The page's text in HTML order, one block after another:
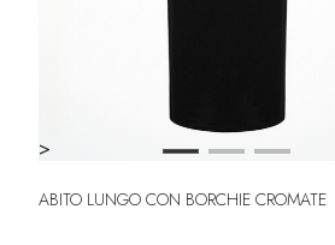
>
ABITO LUNGO CON BORCHIE CROMATE